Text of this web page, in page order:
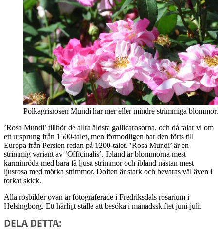
Polkagrisrosen Mundi har mer eller mindre strimmiga blommor.
’Rosa Mundi’ tillhör de allra äldsta gallicarosorna, och då talar vi om
ett ursprung från 1500-talet, men förmodligen har den förts till
Europa från Persien redan på 1200-talet. ’Rosa Mundi’ är en
strimmig variant av ’Officinalis’. Ibland är blommorna mest
karminröda med bara få ljusa strimmor och ibland nästan mest
ljusrosa med mörka strimmor. Doften är stark och bevaras väl även i
torkat skick.
Alla rosbilder ovan är fotograferade i Fredriksdals rosarium i
Helsingborg. Ett härligt ställe att besöka i månadsskiftet juni-juli.
DELA DETTA: